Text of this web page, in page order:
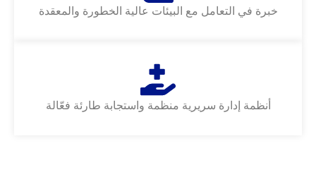
خبرة في التعامل مع البيئات عالية الخطورة والمعقدة
أنظمة إدارة سريرية منظمة واستجابة طارئة فعّالة